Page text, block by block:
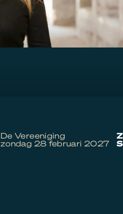
De Vereeniging
zondag 28 februari 2027